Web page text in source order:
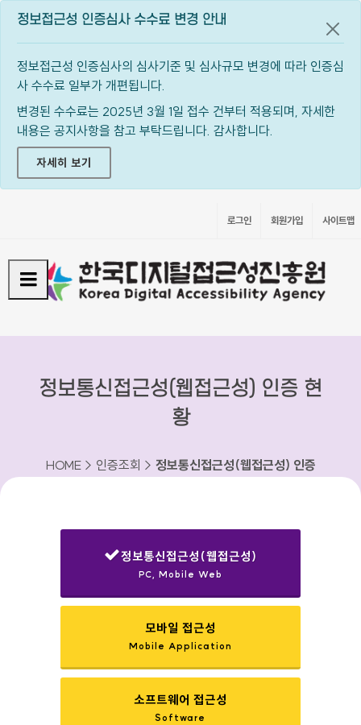
정보접근성 인증심사 수수료 변경 안내
정보접근성 인증심사의 심사기준 및 심사규모 변경에 따라 인증심
사 수수료 일부가 개편됩니다.
변경된 수수료는 2025년 3월 1일 접수 건부터 적용되며, 자세한
내용은 공지사항을 참고 부탁드립니다. 감사합니다.
자세히 보기
공지
로그인 회원가입 사이트맵
정보통신접근성(웹접근성) 인증 현
황
HOME > 인증조회 > 정보통신접근성(웹접근성) 인증
정보통신접근성(웹접근성)
PC, Mobile Web
모바일 접근성
Mobile Application
소프트웨어 접근성
Software